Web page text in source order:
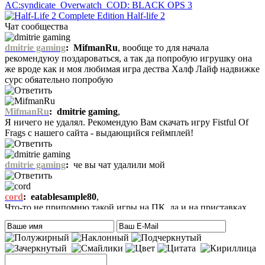
AC:syndicate Overwatch COD: BLACK OPS 3
Half-life 2
Чат сообщества
dmitrie gaming: MifmanRu, вообще то для начала
рекомендуюу поздароваться, а так да попробую игрушку она
же вроде как и моя любимая игра дества Халф Лайф надвижке
сурс обяательно попробую
MifmanRu: dmitrie gaming,
Я ничего не удалял. Рекомендую Вам скачать игру Fistful Of
Frags с нашего сайта - выдающийся геймплей!
dmitrie gaming: че вы чат удалили мой
cord: eatablesample80,
Что-то не припомню такой игры на ПК, да и на приставках
тоже. Есть только одна мысль – это онлайн игра-одевалка
Hilary Duff and Her Baby.
На сайте нет онлайн игр. А вообще, Хилари Дафф – это
актриса